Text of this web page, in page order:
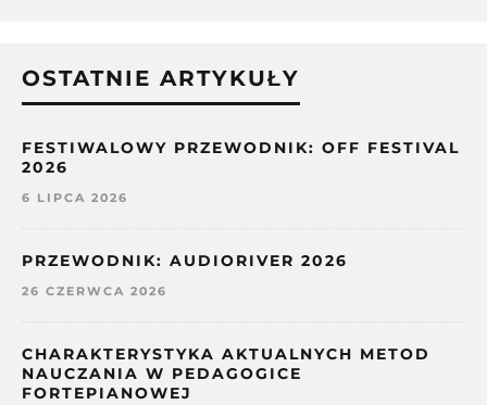
OSTATNIE ARTYKUŁY
FESTIWALOWY PRZEWODNIK: OFF FESTIVAL
2026
6 LIPCA 2026
PRZEWODNIK: AUDIORIVER 2026
26 CZERWCA 2026
CHARAKTERYSTYKA AKTUALNYCH METOD
NAUCZANIA W PEDAGOGICE
FORTEPIANOWEJ